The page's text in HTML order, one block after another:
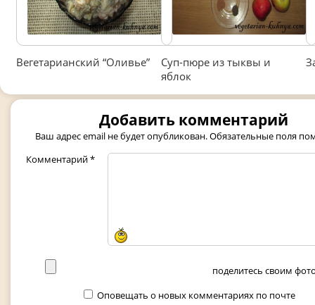
Вегетарианский “Оливье”
Суп-пюре из тыквы и
яблок
Добавить комментарий
Ваш адрес email не будет опубликован.Обязательные поля
Комментарий*
поделитесь своим
Оповещать о новых комментариях по почте